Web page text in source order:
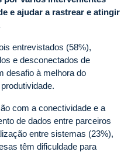
e ajudar a rastrear e atingir
entrevistados (58%),
e desconectados de
desafio à melhora do
com a conectividade e a
de dados entre parceiros
entre sistemas (23%),
têm dificuldade para